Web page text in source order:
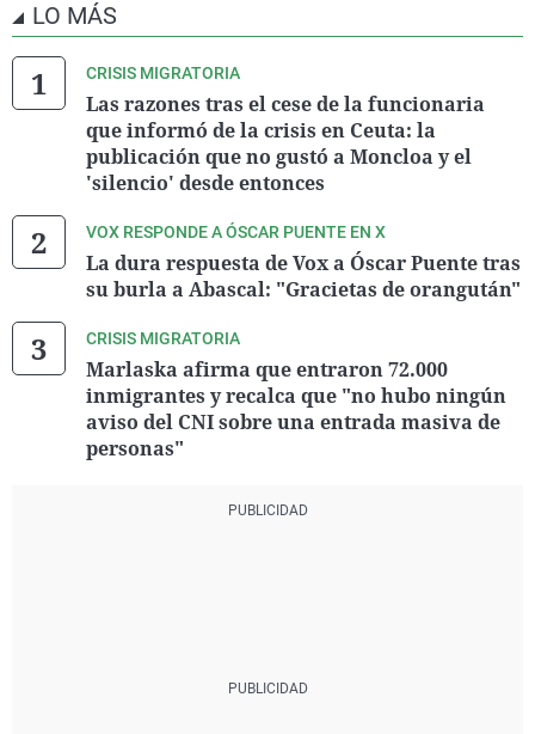
LO MÁS
CRISIS MIGRATORIA
Las razones tras el cese de la funcionaria
que informó de la crisis en Ceuta: la
publicación que no gustó a Moncloa y el
'silencio' desde entonces
VOX RESPONDE A ÓSCAR PUENTE EN X
La dura respuesta de Vox a Óscar Puente tras
su burla a Abascal: "Gracietas de orangután"
CRISIS MIGRATORIA
Marlaska afirma que entraron 72.000
inmigrantes y recalca que "no hubo ningún
aviso del CNI sobre una entrada masiva de
personas"